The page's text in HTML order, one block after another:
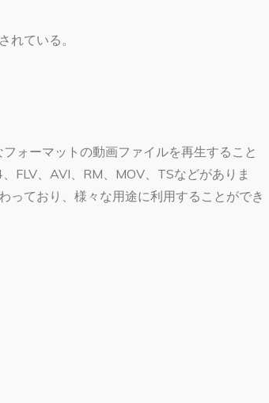
れている。
ォーマットの動画ファイルを再生すること
FLV、AVI、RM、MOV、TSなどがありま
っており、様々な用途に利用することができ